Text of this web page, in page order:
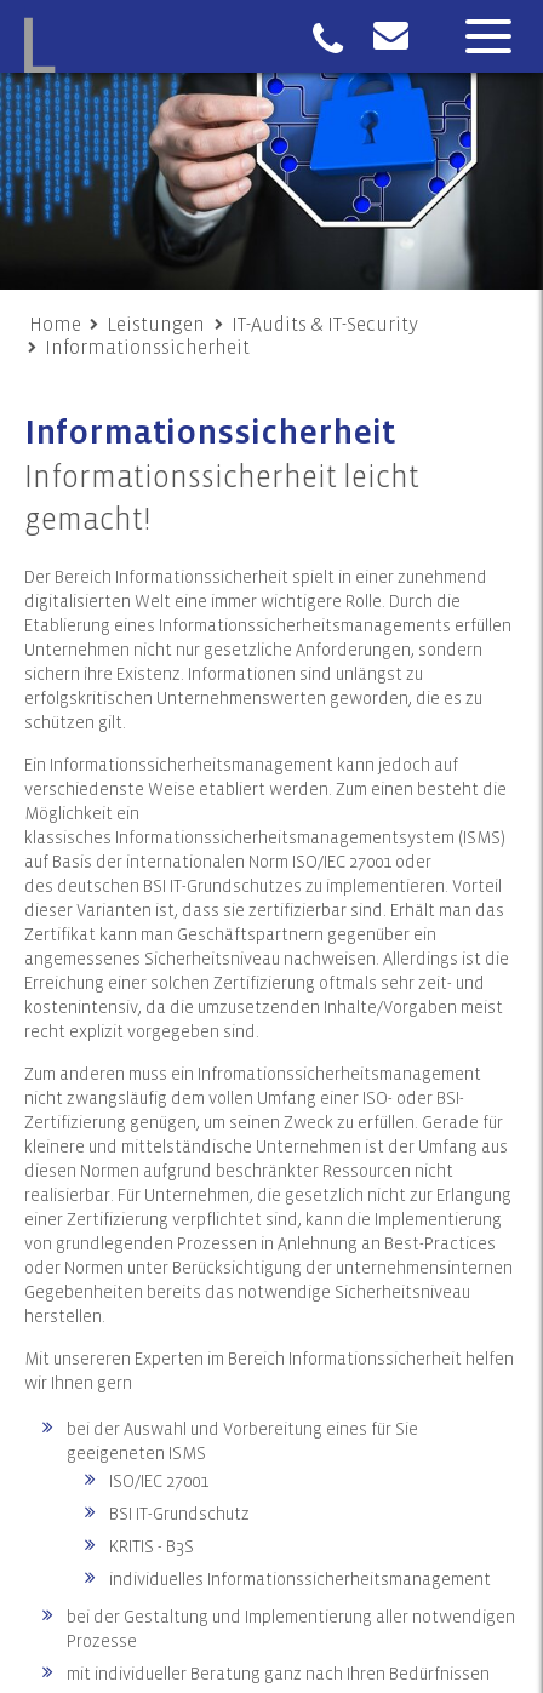
Home Leistungen
IT-Audits & IT-Security
Informationssicherheit
Informationssicherheit
Informationssicherheit leicht
gemacht!
Der Bereich Informationssicherheit spielt in einer zunehmend
digitalisierten Welt eine immer wichtigere Rolle. Durch die
Etablierung eines Informationssicherheitsmanagements erfüllen
Unternehmen nicht nur gesetzliche Anforderungen, sondern
sichern ihre Existenz. Informationen sind unlängst zu
erfolgskritischen Unternehmenswerten geworden, die es zu
schützen gilt.
Ein Informationssicherheitsmanagement kann jedoch auf
verschiedenste Weise etabliert werden. Zum einen besteht die
Möglichkeit ein
klassisches Informationssicherheitsmanagementsystem (ISMS)
auf Basis der internationalen Norm ISO/IEC 27001 oder
des deutschen BSI IT-Grundschutzes zu implementieren. Vorteil
dieser Varianten ist, dass sie zertifizierbar sind. Erhält man das
Zertifikat kann man Geschäftspartnern gegenüber ein
angemessenes Sicherheitsniveau nachweisen. Allerdings ist die
Erreichung einer solchen Zertifizierung oftmals sehr zeit- und
kostenintensiv, da die umzusetzenden Inhalte/Vorgaben meist
recht explizit vorgegeben sind.
Zum anderen muss ein Infromationssicherheitsmanagement
nicht zwangsläufig dem vollen Umfang einer ISO- oder BSI-
Zertifizierung genügen, um seinen Zweck zu erfüllen. Gerade für
kleinere und mittelständische Unternehmen ist der Umfang aus
diesen Normen aufgrund beschränkter Ressourcen nicht
realisierbar. Für Unternehmen, die gesetzlich nicht zur Erlangung
einer Zertifizierung verpflichtet sind, kann die Implementierung
von grundlegenden Prozessen in Anlehnung an Best-Practices
oder Normen unter Berücksichtigung der unternehmensinternen
Gegebenheiten bereits das notwendige Sicherheitsniveau
herstellen.
Mit unsereren Experten im Bereich Informationssicherheit helfen
wir Ihnen gern
bei der Auswahl und Vorbereitung eines für Sie
geeigeneten ISMS
ISO/IEC 27001
BSI IT-Grundschutz
KRITIS - B3S
individuelles Informationssicherheitsmanagement
bei der Gestaltung und Implementierung aller notwendigen
Prozesse
mit individueller Beratung ganz nach Ihren Bedürfnissen